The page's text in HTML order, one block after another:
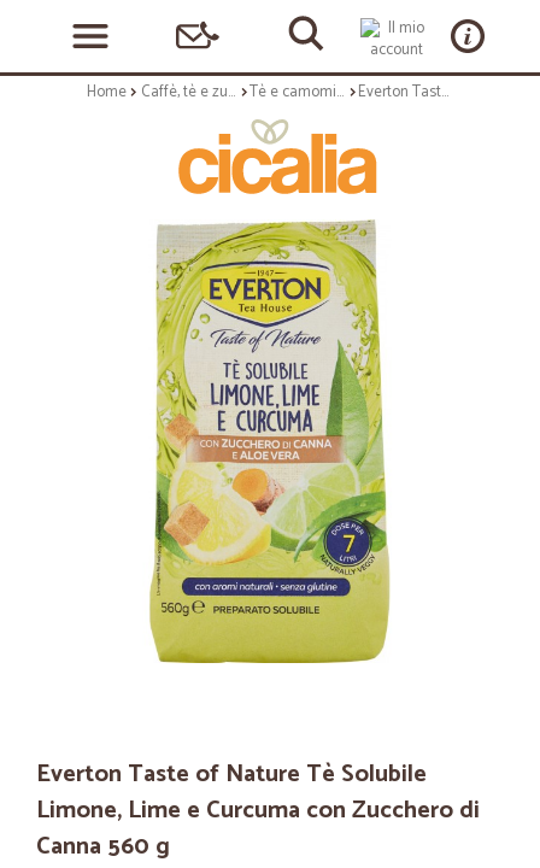
Home Caffè, tè e zucchero Tè e camomilla Everton Taste of Nature Tè Solubile Limone, Lime e Curcuma con Zucchero di Canna 560 g
Everton Taste of Nature Tè Solubile
Limone, Lime e Curcuma con Zucchero di
Canna 560 g